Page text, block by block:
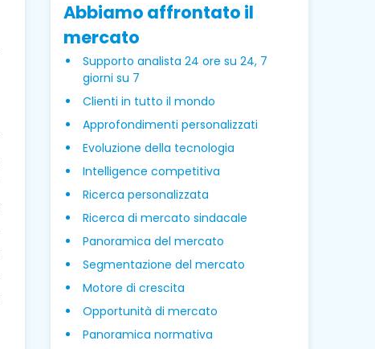
Abbiamo affrontato il
mercato
Supporto analista 24 ore su 24, 7
giorni su 7
Clienti in tutto il mondo
Approfondimenti personalizzati
Evoluzione della tecnologia
Intelligence competitiva
Ricerca personalizzata
Ricerca di mercato sindacale
Panoramica del mercato
Segmentazione del mercato
Motore di crescita
Opportunità di mercato
Panoramica normativa